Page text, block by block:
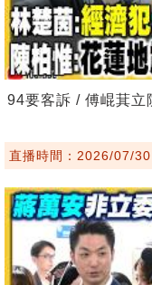
94要客訴 / 傅崐萁立
直播時間：2026/07/